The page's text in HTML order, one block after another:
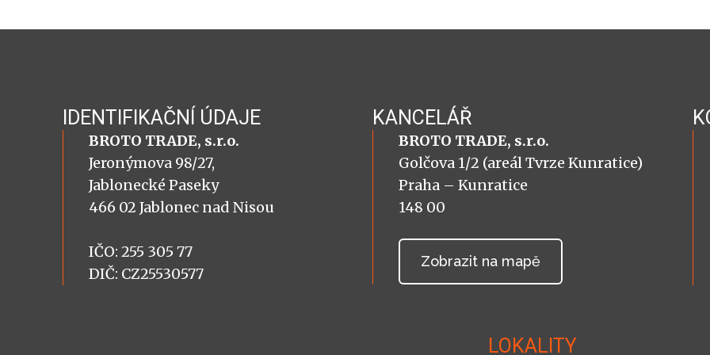
IDENTIFIKAČNÍ ÚDAJE
BROTO TRADE, s.r.o.
Jeronýmova 98/27,
Jablonecké Paseky
466 02 Jablonec nad Nisou
IČO: 255 305 77
DIČ: CZ25530577
KANCELÁŘ
BROTO TRADE, s.r.o.
Golčova 1/2 (areál Tvrze Kunratice)
Praha – Kunratice
148 00
Zobrazit na mapě
LOKALITY